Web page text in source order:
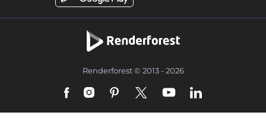
Renderforest © 2013 - 2026